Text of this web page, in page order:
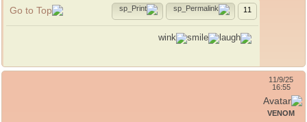
11
11/9/25
16:55
VENOM